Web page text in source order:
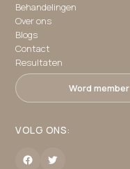
Behandelingen
Over ons
Blogs
Contact
Resultaten
Word member
VOLG ONS: